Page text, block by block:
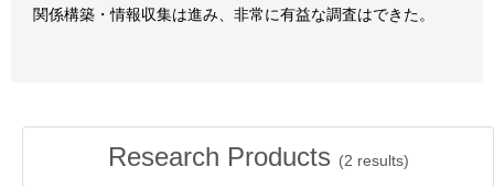
関係構築・情報収集は進み、非常に有益な調査はできた。
Research Products (2 results)